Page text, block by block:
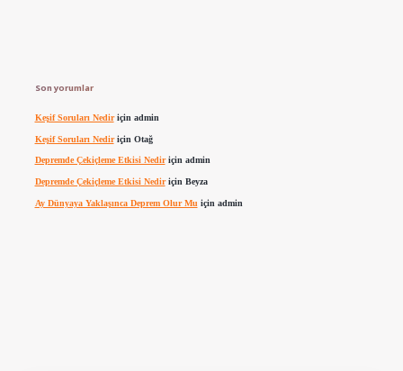
Son yorumlar
Keşif Soruları Nediriçin admin
Keşif Soruları Nediriçin Otağ
Depremde Çekiçleme Etkisi Nediriçin admin
Depremde Çekiçleme Etkisi Nediriçin Beyza
Ay Dünyaya Yaklaşınca Deprem Olur Mu için admin